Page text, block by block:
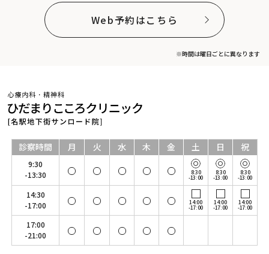
Web予約はこちら
※時間は曜日ごとに異なります
診察時間 月 火 水 木 金 土 日 祝
9:30
-13:30
8:30
-13:00
8:30
-13:00
8:30
-13:00
14:30
-17:00
14:00
-17:00
14:00
-17:00
14:00
-17:00
17:00
-21:00